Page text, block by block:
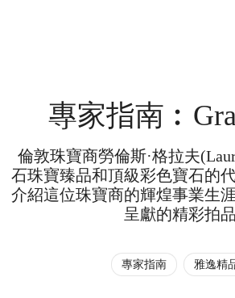
專家指南
倫敦珠寶商勞倫斯·格拉夫
石珠寶臻品和頂級彩色寶石的
介紹這位珠寶商的輝煌事業生
呈獻的精彩拍品
專家指南 雅逸精